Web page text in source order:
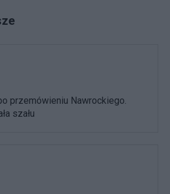
przemówieniu Nawrockiego.
szału